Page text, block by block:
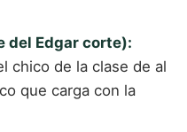
del Edgar corte):
chico de la clase de al
que carga con la